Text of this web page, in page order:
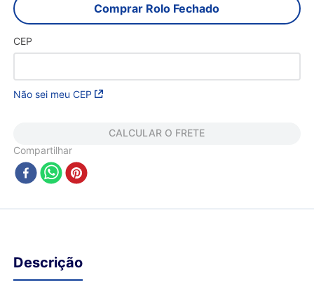
Comprar Rolo Fechado
CEP
Não sei meu CEP
CALCULAR O FRETE
Compartilhar
Descrição